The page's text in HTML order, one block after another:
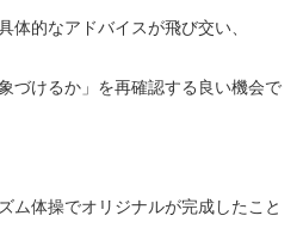
体的なアドバイスが飛び交い、
づけるか」を再確認する良い機会で
ム体操でオリジナルが完成したこと